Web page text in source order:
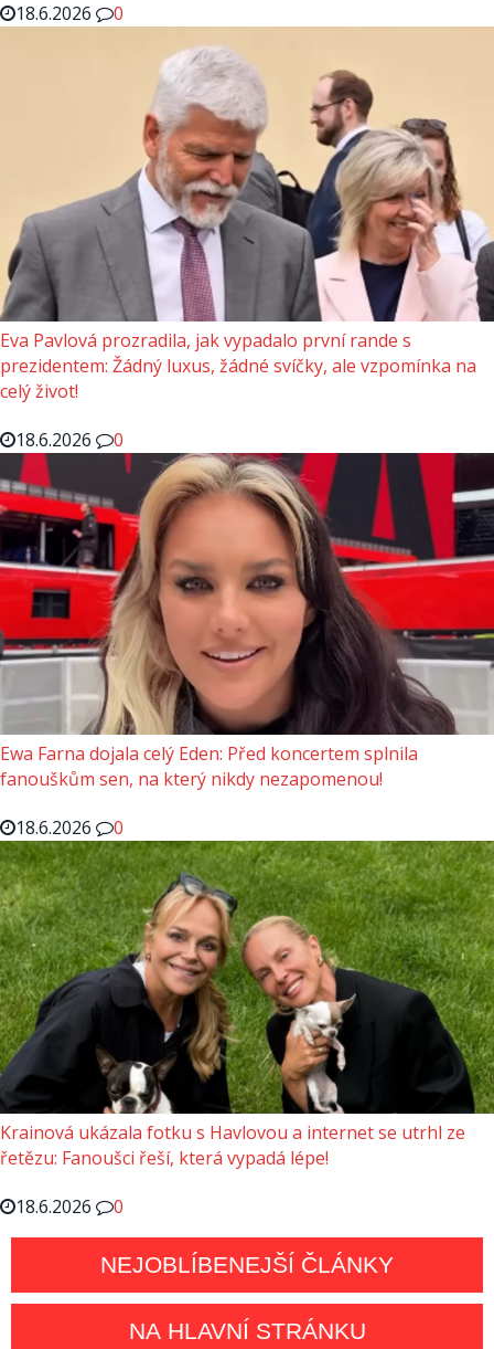
18.6.2026
0
Eva Pavlová prozradila, jak vypadalo první rande s
prezidentem: Žádný luxus, žádné svíčky, ale vzpomínka na
celý život!
18.6.2026
0
Ewa Farna dojala celý Eden: Před koncertem splnila
fanouškům sen, na který nikdy nezapomenou!
18.6.2026
0
Krainová ukázala fotku s Havlovou a internet se utrhl ze
řetězu: Fanoušci řeší, která vypadá lépe!
18.6.2026
0
NEJOBLÍBENEJŠÍ ČLÁNKY
NA HLAVNÍ STRÁNKU